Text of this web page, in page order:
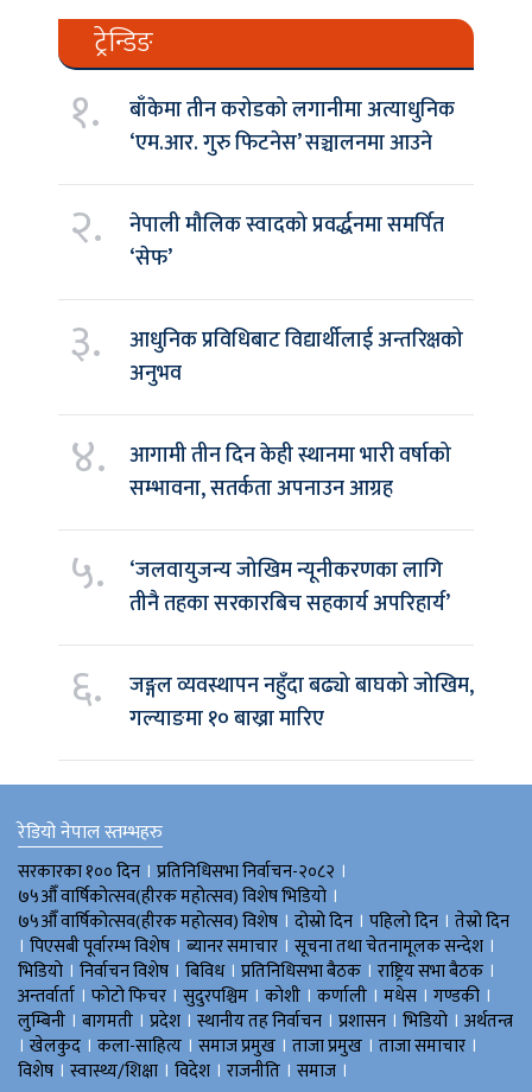
ट्रेन्डिङ
१.
बाँकेमा तीन करोडको लगानीमा अत्याधुनिक
‘एम.आर. गुरु फिटनेस’ सञ्चालनमा आउने
२.
नेपाली मौलिक स्वादको प्रवर्द्धनमा समर्पित
‘सेफ’
३.
आधुनिक प्रविधिबाट विद्यार्थीलाई अन्तरिक्षको
अनुभव
४.
आगामी तीन दिन केही स्थानमा भारी वर्षाको
सम्भावना, सतर्कता अपनाउन आग्रह
५.
‘जलवायुजन्य जोखिम न्यूनीकरणका लागि
तीनै तहका सरकारबिच सहकार्य अपरिहार्य’
६.
जङ्गल व्यवस्थापन नहुँदा बढ्यो बाघको जोखिम,
गल्याङमा १० बाख्रा मारिए
रेडियो नेपाल स्तम्भहरु
सरकारका १०० दिन । प्रतिनिधिसभा निर्वाचन-२०८२ ।
७५औँ वार्षिकोत्सव(हीरक महोत्सव) विशेष भिडियाे ।
७५औँ वार्षिकोत्सव(हीरक महोत्सव) विशेष । दोस्रो दिन । पहिलो दिन । तेस्रो दिन
। पिएसबी पूर्वारम्भ विशेष । ब्यानर समाचार । सूचना तथा चेतनामूलक सन्देश ।
भिडियाे । निर्वाचन विशेष । बिविध। प्रतिनिधिसभा बैठक । राष्ट्रिय सभा बैठक ।
अन्तर्वार्ता । फोटो फिचर । सुदुरपश्चिम । काेशी । कर्णाली । मधेस । गण्डकी ।
लुम्बिनी । बागमती । प्रदेश । स्थानीय तह निर्वाचन । प्रशासन । भिडियो । अर्थतन्त्र
। खेलकुद । कला-साहित्य । समाज प्रमुख । ताजा प्रमुख । ताजा समाचार ।
विशेष । स्वास्थ्य/शिक्षा । विदेश । राजनीति । समाज ।